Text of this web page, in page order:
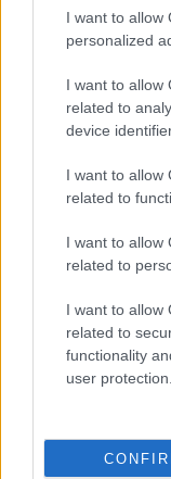
I want to allow
personalized
I want to allow
related to
device
I want to allow
related to
I want to allow
related to
I want to allow
related to
functionality
user protection.
Globalist
Globalsport
Giornale
Spettacolo
Wondernet
Giuliana